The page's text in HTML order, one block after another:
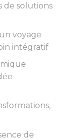
de solutions
voyage
intégratif
de